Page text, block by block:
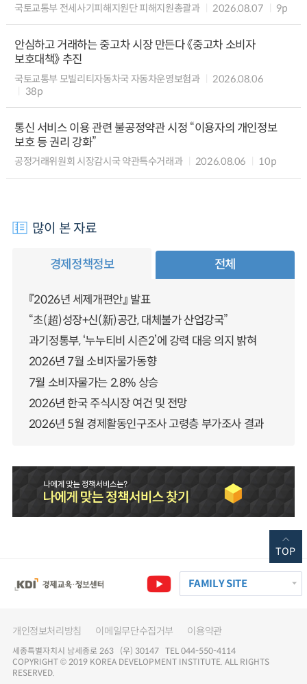
국토교통부 전세사기피해지원단 피해지원총괄과 2026.08.07 9p
안심하고 거래하는 중고차 시장 만든다 《중고차 소비자
보호대책》 추진
국토교통부 모빌리티자동차국 자동차운영보험과
2026.08.06
38p
통신 서비스 이용 관련 불공정약관 시정 “이용자의 개인정보
보호 등 권리 강화”
공정거래위원회 시장감시국 약관특수거래과 2026.08.06 10p
많이 본 자료
경제정책정보 전체
『2026년 세제개편안』 발표
“초(超)성장+신(新)공간, 대체불가 산업강국”
과기정통부, ‘누누티비 시즌2’에 강력 대응 의지 밝혀
2026년 7월 소비자물가동향
7월 소비자물가는 2.8% 상승
2026년 한국 주식시장 여건 및 전망
2026년 5월 경제활동인구조사 고령층 부가조사 결과
FAMILY SITE
개인정보처리방침 이메일무단수집거부 이용약관
세종특별자치시 남세종로 263 (우) 30147 TEL 044-550-4114
COPYRIGHT © 2019 KOREA DEVELOPMENT INSTITUTE. ALL RIGHTS
RESERVED.
TOP